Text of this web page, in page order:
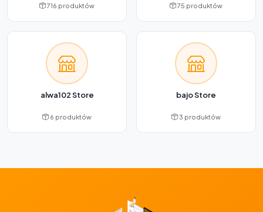
716 produktów 75 produktów
alwa102 Store
6 produktów
bajo Store
3 produktów